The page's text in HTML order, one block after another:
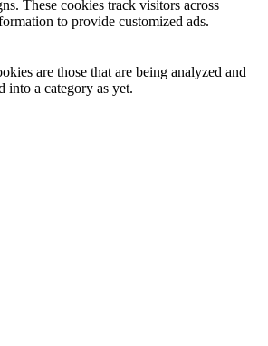
These cookies track visitors across
to provide customized ads.
are those that are being analyzed and
into a category as yet.